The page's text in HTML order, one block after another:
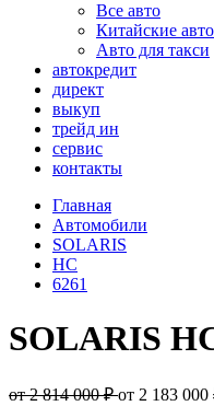
Все авто
Китайские авто
Авто для такси
автокредит
директ
выкуп
трейд ин
сервис
контакты
Главная
Автомобили
SOLARIS
HC
6261
SOLARIS
от 2 814 000 ₽от 2 183 000